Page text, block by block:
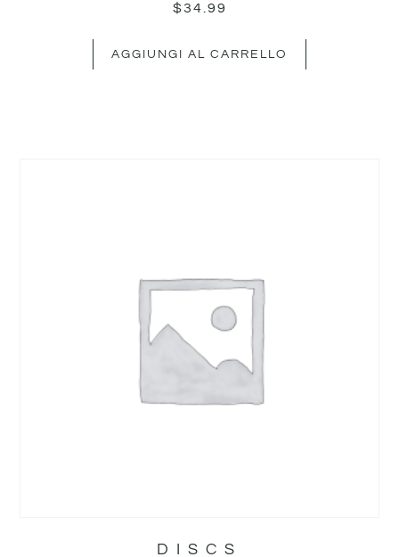
$34.99
AGGIUNGI AL CARRELLO
DISCS